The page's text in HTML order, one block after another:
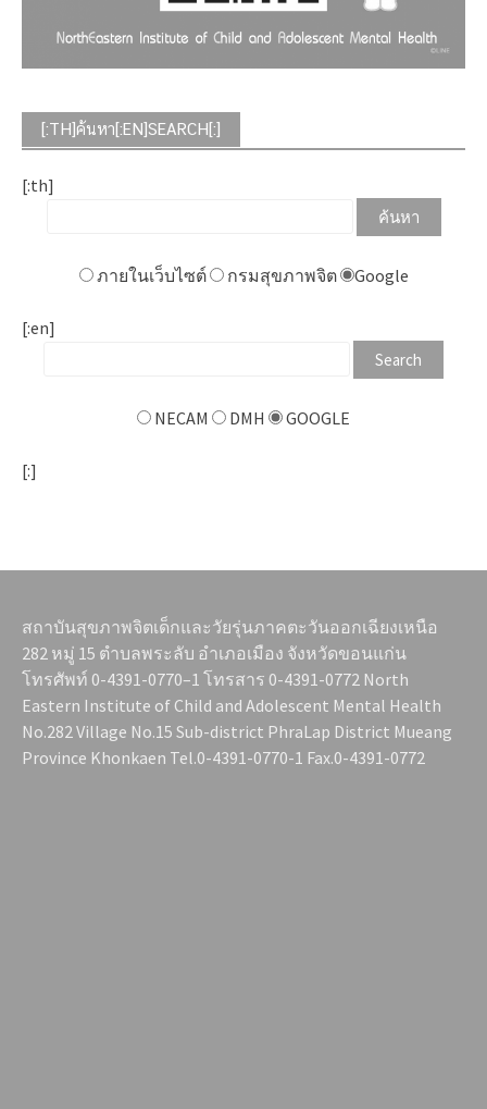
[:TH]ค้นหา[:EN]SEARCH[:]
[:th]
ภายในเว็บไซต์ กรมสุขภาพจิต Google
[:en]
NECAM DMH GOOGLE
[:]
สถาบันสุขภาพจิตเด็กและวัยรุ่นภาคตะวันออกเฉียงเหนือ
282 หมู่ 15 ตำบลพระลับ อำเภอเมือง จังหวัดขอนแก่น
โทรศัพท์ 0-4391-0770–1 โทรสาร 0-4391-0772 North
Eastern Institute of Child and Adolescent Mental Health
No.282 Village No.15 Sub-district PhraLap District Mueang
Province Khonkaen Tel.0-4391-0770-1 Fax.0-4391-0772